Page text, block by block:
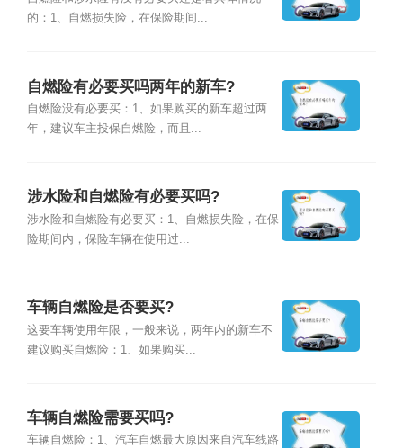
的：1、自燃损失险，在保险期间...
自燃险有必要买吗两年的新车?
自燃险没有必要买：1、如果购买的新车超过两
年，建议车主投保自燃险，而且...
涉水险和自燃险有必要买吗?
涉水险和自燃险有必要买：1、自燃损失险，在保
险期间内，保险车辆在使用过...
车辆自燃险是否要买?
这要车辆使用年限，一般来说，两年内的新车不
建议购买自燃险：1、如果购买...
车辆自燃险需要买吗?
车辆自燃险：1、汽车自燃最大原因来自汽车线路